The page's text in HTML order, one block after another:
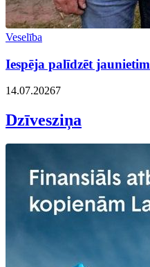
Veselība
Iespēja palīdzēt jaunietim
14.07.20267
Dzīvesziņa